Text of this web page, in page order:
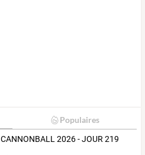
Populaires
CANNONBALL 2026 - JOUR 219